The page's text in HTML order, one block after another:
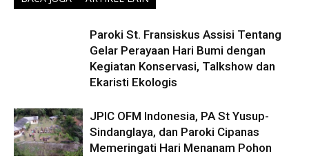
Paroki St. Fransiskus Assisi Tentang
Gelar Perayaan Hari Bumi dengan
Kegiatan Konservasi, Talkshow dan
Ekaristi Ekologis
JPIC OFM Indonesia, PA St Yusup-
Sindanglaya, dan Paroki Cipanas
Memeringati Hari Menanam Pohon